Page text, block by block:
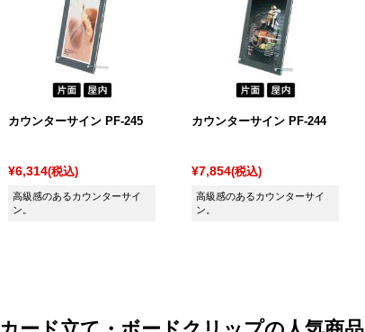
カウンターサイン PF-245
¥6,314(税込)
高級感のあるカウンターサイ
ン。
カウンターサイン PF-244
¥7,854(税込)
高級感のあるカウンターサイ
ン。